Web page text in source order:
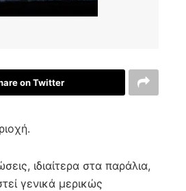
on Twitter
ιδιαίτερα στα παράλια,
γενικά μερικώς